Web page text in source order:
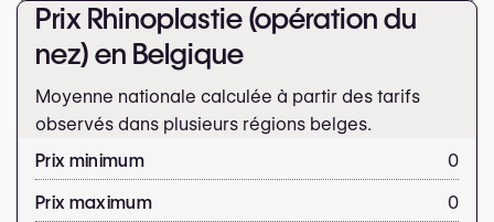
Prix Rhinoplastie (opération du
nez) en Belgique
Moyenne nationale calculée à partir des tarifs
observés dans plusieurs régions belges.
Prix minimum
0
Prix maximum
0